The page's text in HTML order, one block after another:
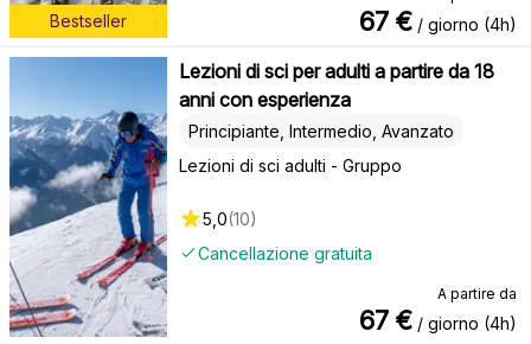
Bestseller 67 € / giorno (4h)
Lezioni di sci per adulti a partire da 18
anni con esperienza
Lezioni di sci adulti - Gruppo
Principiante, Intermedio, Avanzato
Cancellazione gratuita
5,0(10)
A partire da
67 € / giorno (4h)